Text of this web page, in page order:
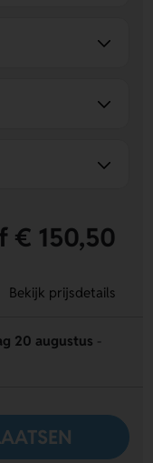
€ 150,50
Bekijk prijsdetails
20 augustus